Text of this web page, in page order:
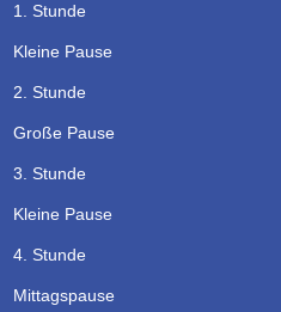
1. Stunde
Kleine Pause
2. Stunde
Große Pause
3. Stunde
Kleine Pause
4. Stunde
Mittagspause